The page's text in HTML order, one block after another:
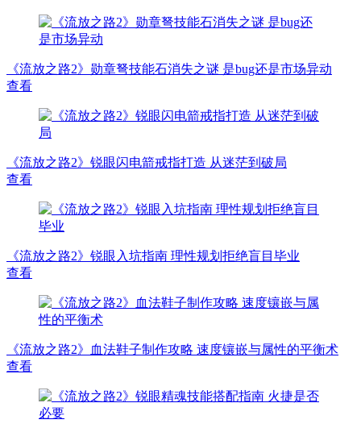
《流放之路2》勋章弩技能石消失之谜 是bug还是市场异动
查看
《流放之路2》锐眼闪电箭戒指打造 从迷茫到破局
查看
《流放之路2》锐眼入坑指南 理性规划拒绝盲目毕业
查看
《流放之路2》血法鞋子制作攻略 速度镶嵌与属性的平衡术
查看